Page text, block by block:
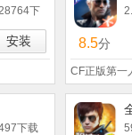
下
安装 8.5分
CF正版第一
下载